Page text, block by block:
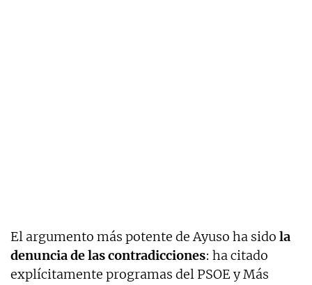
El argumento más potente de Ayuso ha sido la
denuncia de las contradicciones: ha citado
explícitamente programas del PSOE y Más